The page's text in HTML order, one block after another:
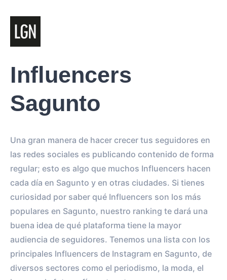
Influencers
Sagunto
Una gran manera de hacer crecer tus seguidores en
las redes sociales es publicando contenido de forma
regular; esto es algo que muchos Influencers hacen
cada día en Sagunto y en otras ciudades. Si tienes
curiosidad por saber qué Influencers son los más
populares en Sagunto, nuestro ranking te dará una
buena idea de qué plataforma tiene la mayor
audiencia de seguidores. Tenemos una lista con los
principales Influencers de Instagram en Sagunto, de
diversos sectores como el periodismo, la moda, el